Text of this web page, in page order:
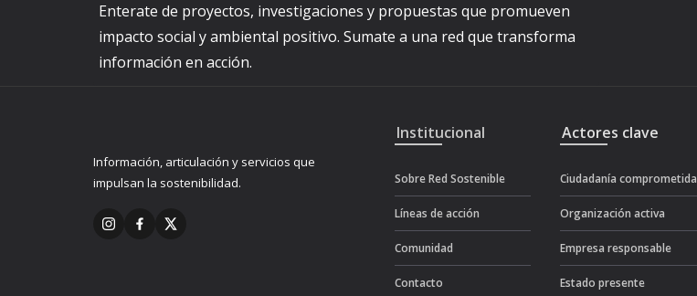
Enterate de proyectos, investigaciones y propuestas que promueven
impacto social y ambiental positivo. Sumate a una red que transforma
información en acción.
Información, articulación y servicios que
impulsan la sostenibilidad.
Institucional
Sobre Red Sostenible
Líneas de acción
Comunidad
Contacto
Actores clave
Ciudadanía comprometida
Organización activa
Empresa responsable
Estado presente